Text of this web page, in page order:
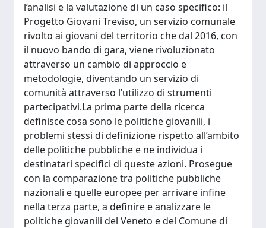
l’analisi e la valutazione di un caso specifico: il
Progetto Giovani Treviso, un servizio comunale
rivolto ai giovani del territorio che dal 2016, con
il nuovo bando di gara, viene rivoluzionato
attraverso un cambio di approccio e
metodologie, diventando un servizio di
comunità attraverso l’utilizzo di strumenti
partecipativi.La prima parte della ricerca
definisce cosa sono le politiche giovanili, i
problemi stessi di definizione rispetto all’ambito
delle politiche pubbliche e ne individua i
destinatari specifici di queste azioni. Prosegue
con la comparazione tra politiche pubbliche
nazionali e quelle europee per arrivare infine
nella terza parte, a definire e analizzare le
politiche giovanili del Veneto e del Comune di